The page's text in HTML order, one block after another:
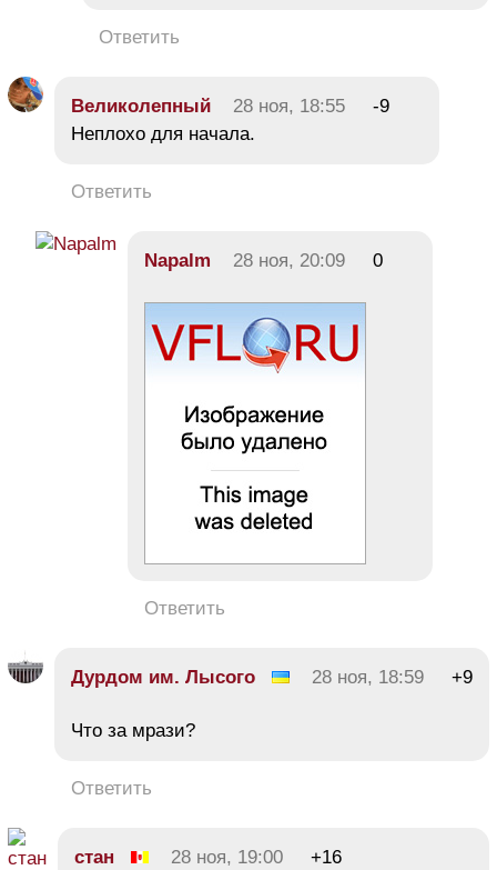
Ответить
Великолепный 28 ноя, 18:55
-9
Неплохо для начала.
Ответить
Napalm 28 ноя, 20:09 0
Ответить
Дурдом им. Лысого 28 ноя, 18:59 +9
Что за мрази?
Ответить
стан 28 ноя, 19:00
+16